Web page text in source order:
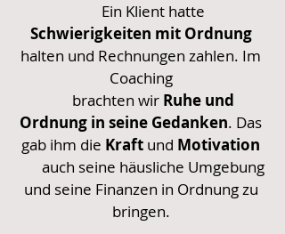
Ein Klient hatte
Schwierigkeiten mit Ordnung
halten und Rechnungen zahlen. Im
Coaching
brachten wir Ruhe und
Ordnung in seine Gedanken. Das
gab ihm die Kraft und Motivation
auch seine häusliche Umgebung
und seine Finanzen in Ordnung zu
bringen.